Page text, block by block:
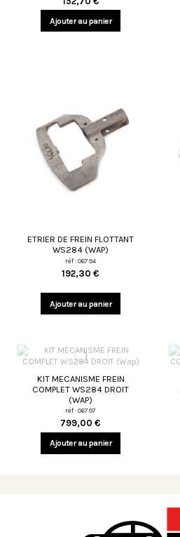
Ajouter au panier
ETRIER DE FREIN FLOTTANT
WS284 (WAP)
réf : 06794
192,30 €
Ajouter au panier
KIT MECANISME FREIN
COMPLET WS284 DROIT
(WAP)
réf : 06797
799,00 €
Ajouter au panier